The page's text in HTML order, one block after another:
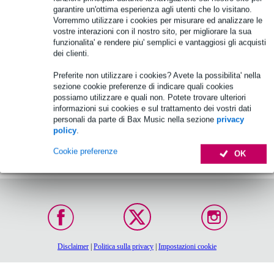
garantire un'ottima esperienza agli utenti che lo visitano.
Vorremmo utilizzare i cookies per misurare ed analizzare le
vostre interazioni con il nostro sito, per migliorare la sua
funzionalita' e rendere piu' semplici e vantaggiosi gli acquisti
dei clienti.
Preferite non utilizzare i cookies? Avete la possibilita' nella
sezione cookie preferenze di indicare quali cookies
possiamo utilizzare e quali non. Potete trovare ulteriori
informazioni sui cookies e sul trattamento dei vostri dati
personali da parte di Bax Music nella sezione privacy
policy.
OK
Cookie preferenze
kit di riconatura
Ordina entro le 16:00:
Consegna in 2-3 giorni
Disclaimer Politica sulla privacy Impostazioni cookie